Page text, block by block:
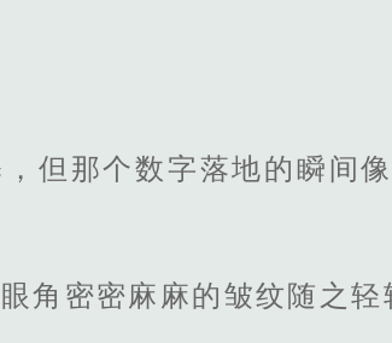
但那个数字落地的瞬间
角密密麻麻的皱纹随之轻